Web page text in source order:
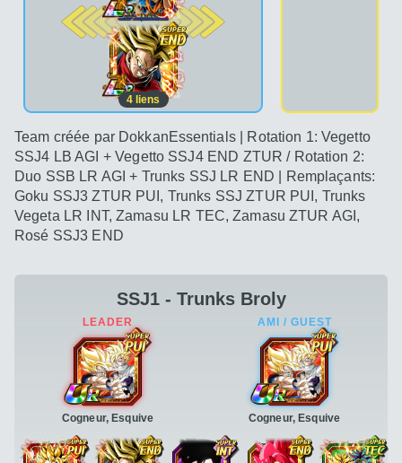
2e pos.
4 liens
Team créée par DokkanEssentials | Rotation 1: Vegetto
SSJ4 LB AGI + Vegetto SSJ4 END ZTUR / Rotation 2:
Duo SSB LR AGI + Trunks SSJ LR END | Remplaçants:
Goku SSJ3 ZTUR PUI, Trunks SSJ ZTUR PUI, Trunks
Vegeta LR INT, Zamasu LR TEC, Zamasu ZTUR AGI,
Rosé SSJ3 END
SSJ1 - Trunks Broly
Cogneur, Esquive Cogneur, Esquive